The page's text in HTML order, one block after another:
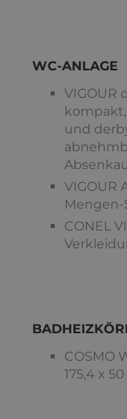
WC-ANLAGE
VIGOUR
und
VIGOUR
CONEL
COSMO
175,4 x